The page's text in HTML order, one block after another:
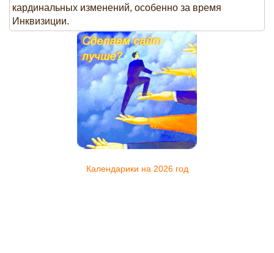
кардинальных изменений, особенно за время
Инквизиции.
Календарики на 2026 год